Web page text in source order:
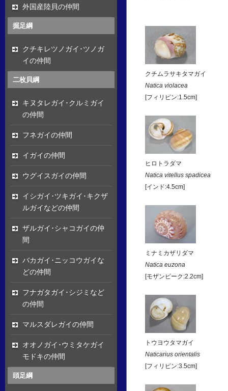
クチムラサキタマガイ
Natica violacea
[フィリピン:1.5cm]
ヒロトラダマ
Natica vitellus spadicea
[インド:4.5cm]
ミナミカザリダマ
Natica euzona
[モザンビーク:2.2cm]
トウヨウタマガイ
Naticarius orientalis
[フィリピン:3.5cm]
外国産陸貝の仲間
掘足綱
クチキレツノガイ･ツノガ
イの仲間
二枚貝綱
キヌタレガイ･クルミガイ
の仲間
フネガイの仲間
イガイの仲間
ウグイスガイの仲間
イシガイ･ツキガイ･キクザ
ルガイなどの仲間
ザルガイ･シャコガイの仲
間
バカガイ･ニッコウガイな
どの仲間
フナガタガイ･シジミなど
の仲間
マルスダレガイの仲間
オオノガイ･ウミタケガイ
モドキの仲間
頭足綱